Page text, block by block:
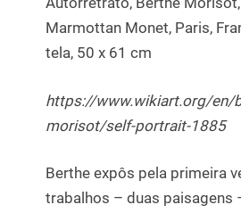
Marmottan Monet, Paris,
tela, 50 x 61 cm
https://www.wikiart.org/en/
morisot/self-portrait-1885
Berthe expôs pela primeira
trabalhos – duas paisagens